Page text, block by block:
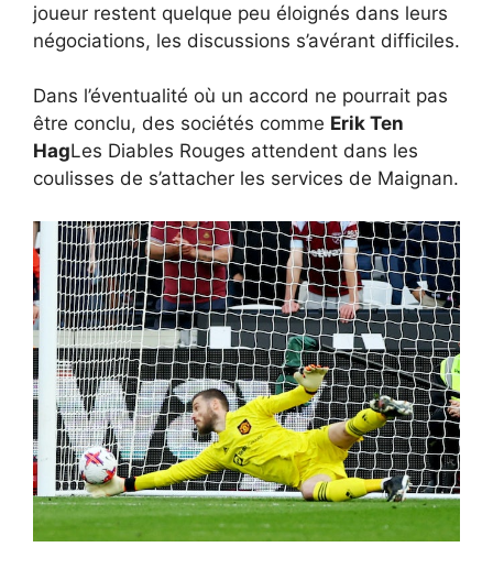
joueur restent quelque peu éloignés dans leurs
négociations, les discussions s’avérant difficiles.
Dans l’éventualité où un accord ne pourrait pas
être conclu, des sociétés comme Erik Ten
HagLes Diables Rouges attendent dans les
coulisses de s’attacher les services de Maignan.